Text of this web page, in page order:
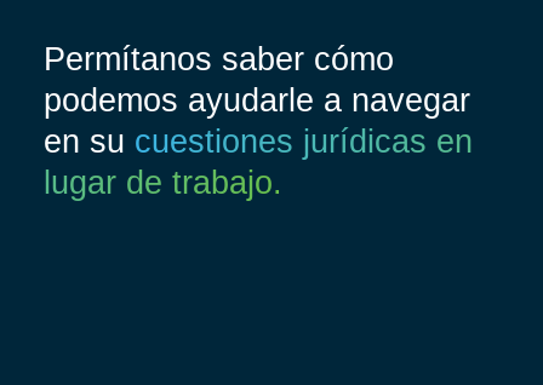
Permítanos saber cómo
podemos ayudarle a navegar
en su cuestiones jurídicas en
lugar de trabajo.